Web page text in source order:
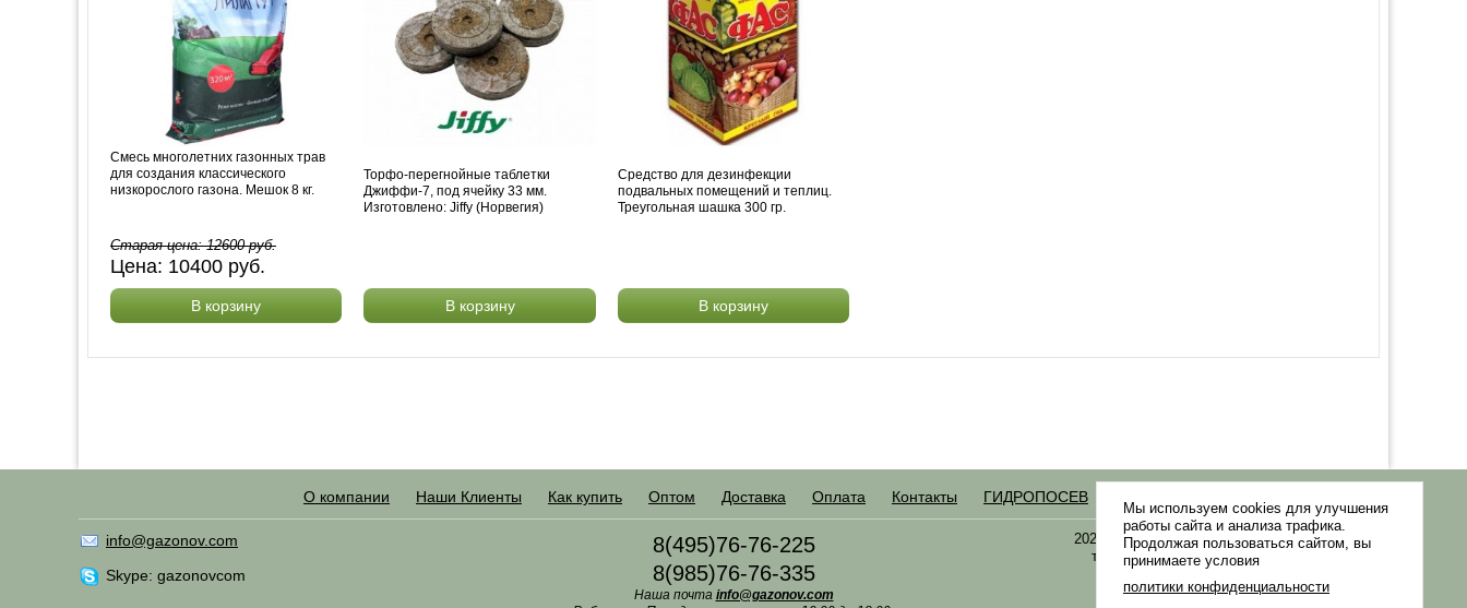
Смесь многолетних газонных трав
для создания классического
низкорослого газона. Мешок 8 кг.
Старая цена:12600руб.
Цена: 10400 руб.
В корзину
Торфо-перегнойные таблетки
Джиффи-7, под ячейку 33 мм.
Изготовлено: Jiffy (Норвегия)
В корзину
Средство для дезинфекции
подвальных помещений и теплиц.
Треугольная шашка 300 гр.
В корзину
О компании Наши Клиенты Как купить Оптом Доставка Оплата Контакты ГИДРОПОСЕВ
info@gazonov.com
Skype: gazonovcom
2021-2026 © «Газонная трава, семена газонных
трав: выбор удобрения и средства защиты в
8(495)76-76-225
8(985)76-76-335
Наша почта info@gazonov.com
Мы используем cookies для улучшения
работы сайта и анализа трафика.
Продолжая пользоваться сайтом, вы
принимаете условия
политики конфиденциальности